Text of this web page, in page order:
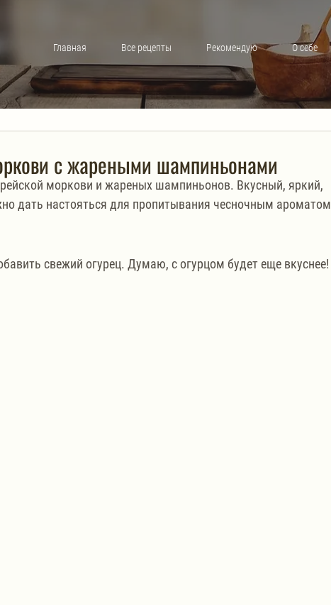
Главная Все рецепты Рекомендую О себе
с жареными шампиньонами
моркови и жареных шампиньонов. Вкусный, яркий,
дать настояться для пропитывания чесночным ароматом
свежий огурец. Думаю, с огурцом будет еще вкуснее!